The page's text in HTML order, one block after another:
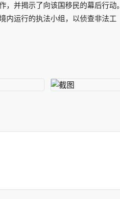
并揭示了向该国移民的幕后行动。
内运行的执法小组，以侦查非法工